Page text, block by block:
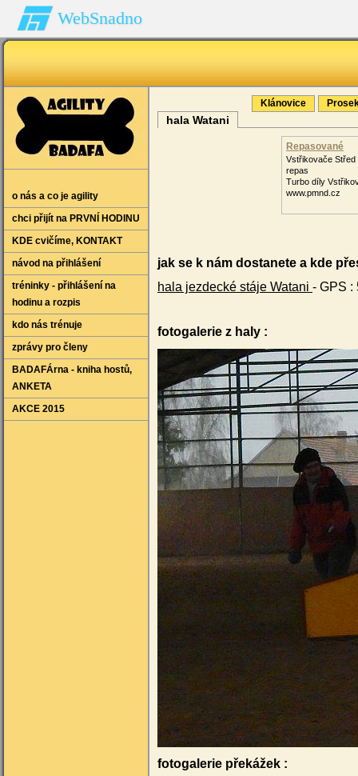
WebSnadno
o nás a co je agility
chci přijít na PRVNÍ HODINU
KDE cvičíme‚ KONTAKT
návod na přihlášení
tréninky - přihlášení na
hodinu a rozpis
kdo nás trénuje
zprávy pro členy
BADAFÁrna - kniha hostů‚
ANKETA
AKCE 2015
hala Watani
Klánovice
Repasované
Vstřikovače Střed
repas
Turbo díly
www.pmnd.cz
jak se k nám dostanete a kde
hala jezdecké stáje Watani - GPS :
fotogalerie z haly :
fotogalerie překážek :